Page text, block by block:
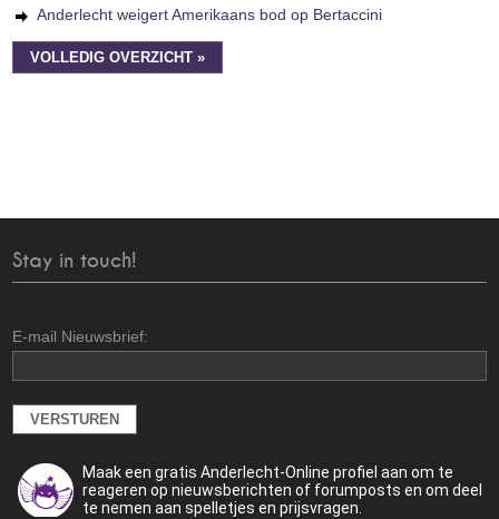
Anderlecht weigert Amerikaans bod op Bertaccini
VOLLEDIG OVERZICHT »
Stay in touch!
E-mail Nieuwsbrief:
Maak een gratis Anderlecht-Online profiel aan om te
reageren op nieuwsberichten of forumposts en om deel
te nemen aan spelletjes en prijsvragen.